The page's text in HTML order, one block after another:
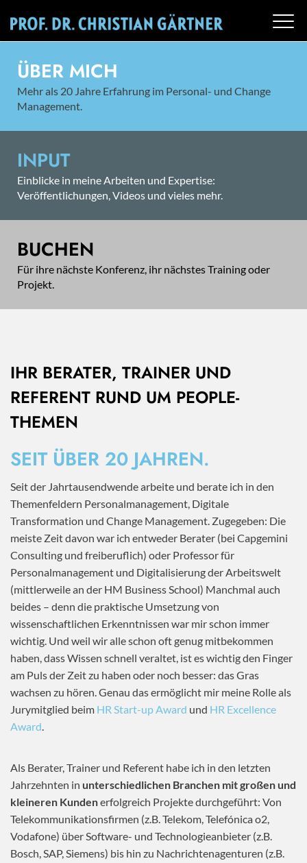
ÜBER MICH
Mehr als 20 Jahre Erfahrung im Personal- und Change
Management.
INPUT
Einblicke in meine Arbeiten und Expertise:
Veröffentlichungen, Videos und vieles mehr.
BUCHEN
Für ihre nächste Konferenz, ihr nächstes Training oder
Projekt.
IHR BERATER, TRAINER UND
REFERENT RUND UM PEOPLE-
THEMEN
SEIT ÜBER 20 JAHREN.
Seit der Jahrtausendwende arbeite und berate ich in den
Themenfeldern Personalmanagement, Digitale
Transformation und Change Management. Zugegeben: Die
meiste Zeit davon war ich entweder Berater (bei Capgemini
Consulting und freiberuflich) oder Professor für
Personalmanagement und Digitalisierung der Arbeitswelt
(mittlerweile an der HM Business School) Manchmal auch
beides – denn die praktische Umsetzung von
wissenschaftlichen Erkenntnissen war mir schon immer
wichtig. Und weil wir alle schon oft genug mitbekommen
haben, dass Wissen schnell veraltet, ist es wichtig den Finger
am Puls der Zeit zu haben oder noch besser: das Gras
wachsen zu hören. Genau das ermöglicht mir meine Rolle als
Jurymitglied beim HR Start-up Award und HR Excellence
Award.
Als Berater, Trainer und Referent habe ich in den letzten
Jahrzehnten in unterschiedlichen Branchen mit großen und
kleineren Kundenerfolgreich Projekte durchgeführt: Von
Telekommunikationsfirmen (z.B. Telekom, Telefónica o2,
Vodafone) über Software- und Technologieanbieter (z.B.
Bosch, SAP, Siemens) bis hin zu Nachrichtenagenturen (z.B.